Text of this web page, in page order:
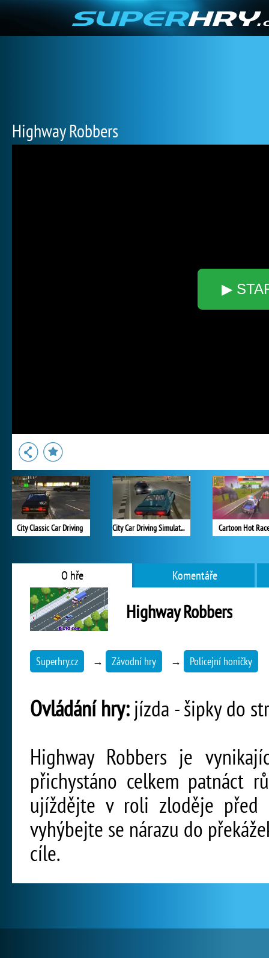
Highway Robbers
▶
City Classic Car Driving City Car Driving Simulator 3 Cartoon Hot
O hře Komentáře
Highway Robbers
Superhry.cz → Závodní hry → Policejní honičky
Ovládání hry:jízda - šipky do
Highway Robbers je
přichystáno celkem patnáct
ujíždějte v roli zloděje před
vyhýbejte se nárazu do
cíle.